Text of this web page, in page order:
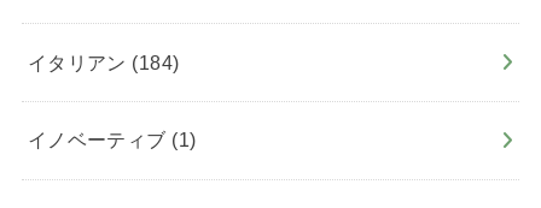
イタリアン (184)
イノベーティブ (1)